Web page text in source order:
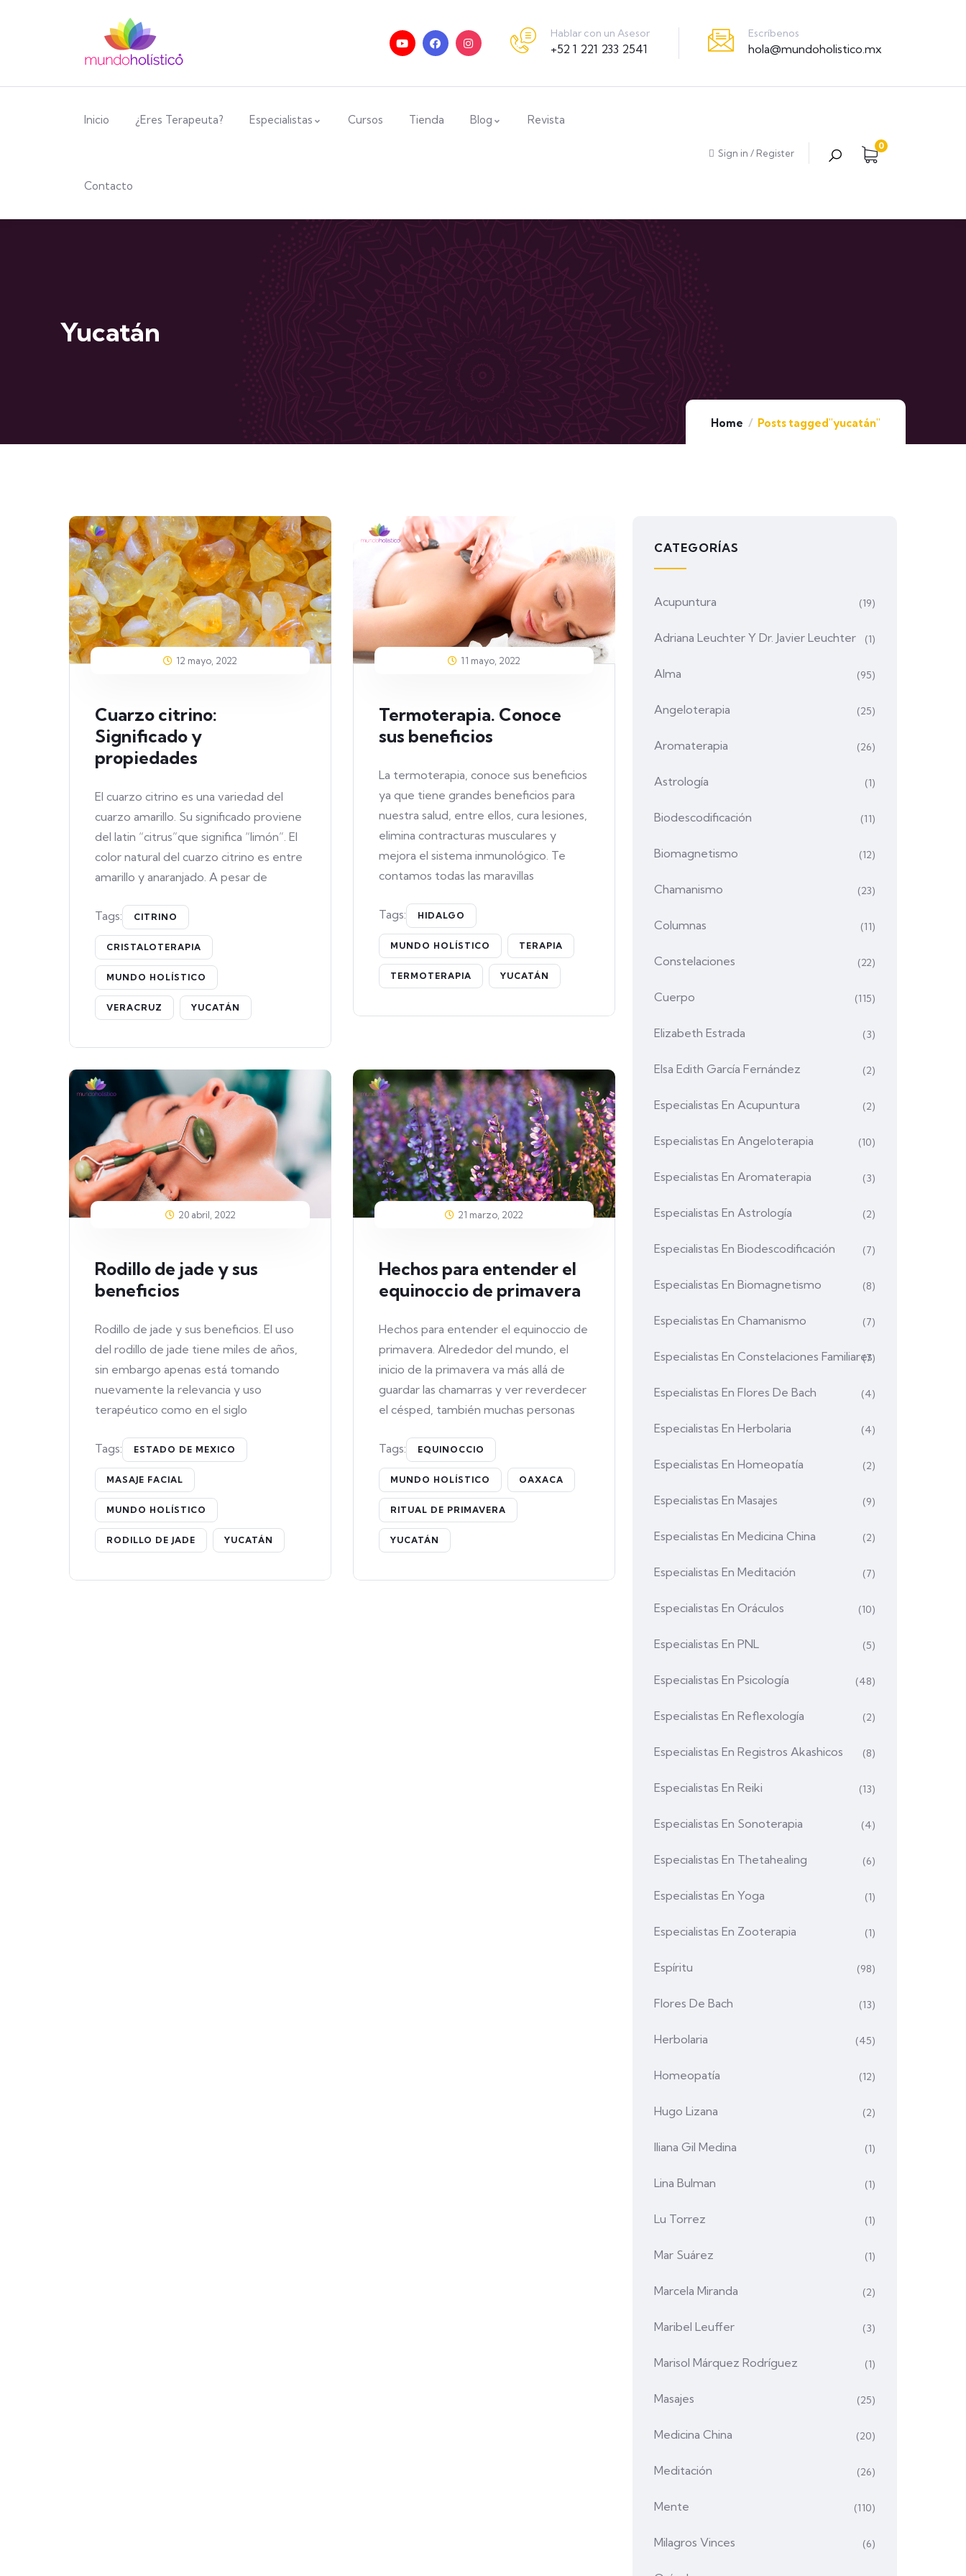
Hablar con un Asesor
+52 1 221 233 2541
Escríbenos
hola@mundoholistico.mx
Inicio ¿Eres Terapeuta? Especialistas Cursos Tienda Blog Revista
Contacto
Sign in / Register
0
Yucatán
Home Posts tagged"yucatán"
12 mayo, 2022
Cuarzo citrino:
Significado y
propiedades
El cuarzo citrino es una variedad del
cuarzo amarillo. Su significado proviene
del latin “citrus”que significa “limón”. El
color natural del cuarzo citrino es entre
amarillo y anaranjado. A pesar de
Tags: CITRINO
CRISTALOTERAPIA
MUNDO HOLÍSTICO
VERACRUZ YUCATÁN
11 mayo, 2022
Termoterapia. Conoce
sus beneficios
La termoterapia, conoce sus beneficios
ya que tiene grandes beneficios para
nuestra salud, entre ellos, cura lesiones,
elimina contracturas musculares y
mejora el sistema inmunológico. Te
contamos todas las maravillas
Tags: HIDALGO
MUNDO HOLÍSTICO TERAPIA
TERMOTERAPIA YUCATÁN
20 abril, 2022
Rodillo de jade y sus
beneficios
Rodillo de jade y sus beneficios. El uso
del rodillo de jade tiene miles de años,
sin embargo apenas está tomando
nuevamente la relevancia y uso
terapéutico como en el siglo
Tags: ESTADO DE MEXICO
MASAJE FACIAL
MUNDO HOLÍSTICO
RODILLO DE JADE YUCATÁN
21 marzo, 2022
Hechos para entender el
equinoccio de primavera
Hechos para entender el equinoccio de
primavera. Alrededor del mundo, el
inicio de la primavera va más allá de
guardar las chamarras y ver reverdecer
el césped, también muchas personas
Tags: EQUINOCCIO
MUNDO HOLÍSTICO OAXACA
RITUAL DE PRIMAVERA
YUCATÁN
CATEGORÍAS
Acupuntura (19)
Adriana Leuchter Y Dr. Javier Leuchter (1)
Alma (95)
Angeloterapia (25)
Aromaterapia (26)
Astrología (1)
Biodescodificación (11)
Biomagnetismo (12)
Chamanismo (23)
Columnas (11)
Constelaciones (22)
Cuerpo (115)
Elizabeth Estrada (3)
Elsa Edith García Fernández (2)
Especialistas En Acupuntura (2)
Especialistas En Angeloterapia (10)
Especialistas En Aromaterapia (3)
Especialistas En Astrología (2)
Especialistas En Biodescodificación (7)
Especialistas En Biomagnetismo (8)
Especialistas En Chamanismo (7)
Especialistas En Constelaciones Familiares
(7)
Especialistas En Flores De Bach (4)
Especialistas En Herbolaria (4)
Especialistas En Homeopatía (2)
Especialistas En Masajes (9)
Especialistas En Medicina China (2)
Especialistas En Meditación (7)
Especialistas En Oráculos (10)
Especialistas En PNL (5)
Especialistas En Psicología (48)
Especialistas En Reflexología (2)
Especialistas En Registros Akashicos (8)
Especialistas En Reiki (13)
Especialistas En Sonoterapia (4)
Especialistas En Thetahealing (6)
Especialistas En Yoga (1)
Especialistas En Zooterapia (1)
Espíritu (98)
Flores De Bach (13)
Herbolaria (45)
Homeopatía (12)
Hugo Lizana (2)
Iliana Gil Medina (1)
Lina Bulman (1)
Lu Torrez (1)
Mar Suárez (1)
Marcela Miranda (2)
Maribel Leuffer (3)
Marisol Márquez Rodríguez (1)
Masajes (25)
Medicina China (20)
Meditación (26)
Mente (110)
Milagros Vinces (6)